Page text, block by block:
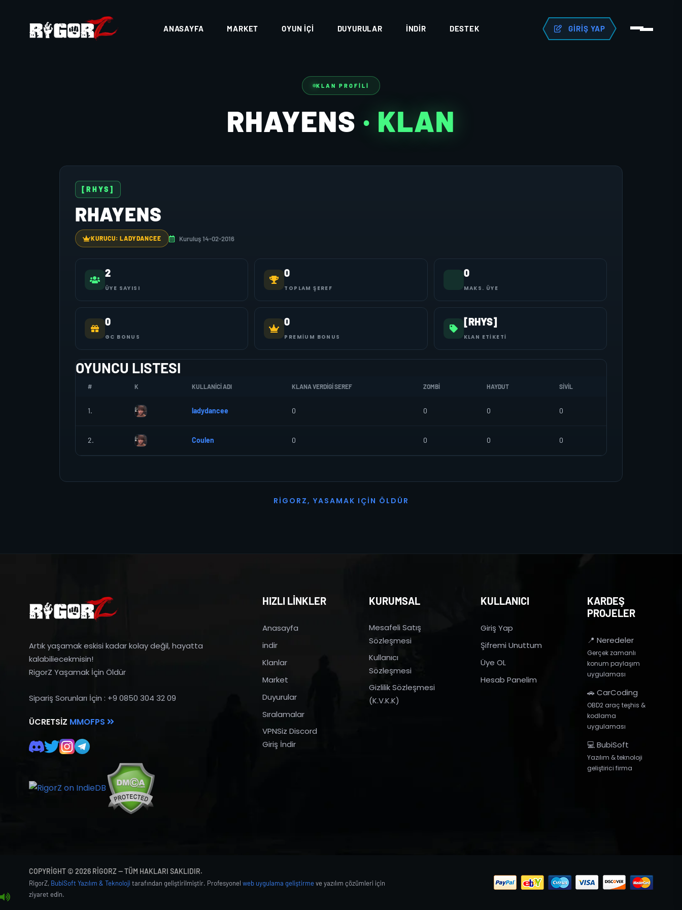
ANASAYFA MARKET OYUN İÇI DUYURULAR İNDIR DESTEK GIRIŞ YAP
KLAN PROFILI
RHAYENS · KLAN
[RHYS]
RHAYENS
KURUCU: LADYDANCEE Kuruluş 14-02-2016
2
ÜYE SAYISI
0
TOPLAM ŞEREF
0
MAKS. ÜYE
0
GC BONUS
0
PREMIUM BONUS
[RHYS]
KLAN ETIKETI
OYUNCU LISTESI
# K KULLANICI ADI KLANA VERDIGI SEREF ZOMBI HAYDUT SIVIL
1. ladydancee 0 0 0 0
2. Coulen 0 0 0 0
R I G O R Z, YASAMAK I ÇI N Ö L D Ü R
Artık yaşamak eskisi kadar kolay değil, hayatta
kalabiliecekmisin!
RigorZ Yaşamak İçin Öldür
Sipariş Sorunları İçin : +9 0850 304 32 09
ÜCRETSIZ MMOFPS
HIZLI LİNKLER
Anasayfa
indir
Klanlar
Market
Duyurular
Sıralamalar
VPNSiz Discord
Giriş İndir
KURUMSAL
Mesafeli Satış
Sözleşmesi
Kullanıcı
Sözleşmesi
Gizlilik Sözleşmesi
(K.V.K.K)
KULLANICI
Giriş Yap
Şifremi Unuttum
Üye OL
Hesab Panelim
KARDEŞ
PROJELER
📍 Neredeler
Gerçek zamanlı
konum paylaşım
uygulaması
🚗 CarCoding
OBD2 araç teşhis &
kodlama
uygulaması
💻 BubiSoft
Yazılım & teknoloji
geliştirici firma
COPYRIGHT © 2026 RIGORZ — TÜM HAKLARI SAKLIDIR.
RigorZ, BubiSoft Yazılım & Teknoloji tarafından geliştirilmiştir. Profesyonel web uygulama geliştirmeve yazılım çözümleri için
ziyaret edin.